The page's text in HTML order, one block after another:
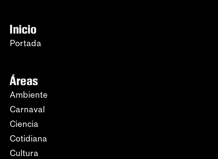
Inicio
Portada
Áreas
Ambiente
Carnaval
Ciencia
Cotidiana
Cultura